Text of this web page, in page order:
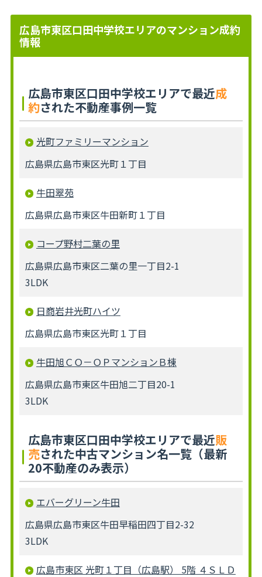
広島市東区口田中学校エリアのマンション成約
情報
広島市東区口田中学校エリアで最近成
約された不動産事例一覧
光町ファミリーマンション
広島県広島市東区光町１丁目
牛田翠苑
広島県広島市東区牛田新町１丁目
コープ野村二葉の里
広島県広島市東区二葉の里一丁目2-1
3LDK
日商岩井光町ハイツ
広島県広島市東区光町１丁目
牛田旭ＣＯ－ＯＰマンションＢ棟
広島県広島市東区牛田旭二丁目20-1
3LDK
広島市東区口田中学校エリアで最近販
売された中古マンション名一覧（最新
20不動産のみ表示）
エバーグリーン牛田
広島県広島市東区牛田早稲田四丁目2-32
3LDK
広島市東区 光町１丁目（広島駅） 5階 ４ＳＬＤ